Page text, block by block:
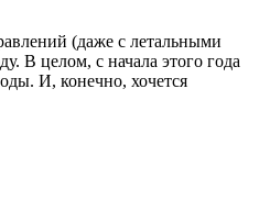
(даже с летальными
В целом, с начала этого года
И, конечно, хочется